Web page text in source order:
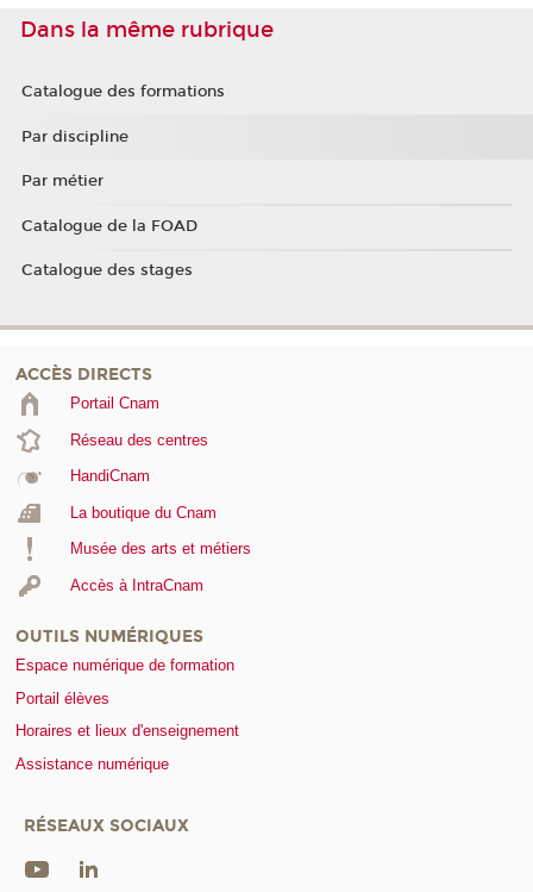
Dans la même rubrique
Catalogue des formations
Par discipline
Par métier
Catalogue de la FOAD
Catalogue des stages
ACCÈS DIRECTS
Portail Cnam
Réseau des centres
HandiCnam
La boutique du Cnam
Musée des arts et métiers
Accès à IntraCnam
OUTILS NUMÉRIQUES
Espace numérique de formation
Portail élèves
Horaires et lieux d'enseignement
Assistance numérique
RÉSEAUX SOCIAUX